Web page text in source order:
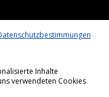
Inhalte
verwendeten Cookies